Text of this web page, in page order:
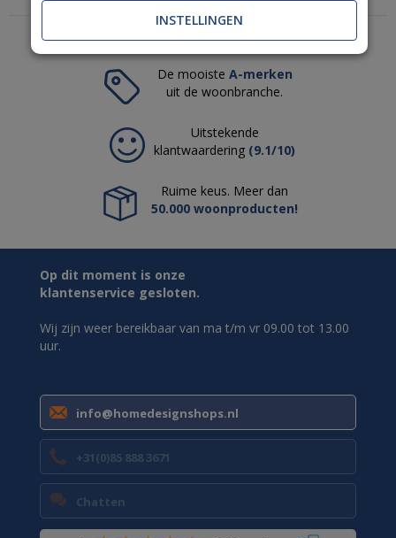
De mooiste A-merken
uit de woonbranche.
Uitstekende
klantwaardering (9.1/10)
Ruime keus. Meer dan
50.000 woonproducten!
Op dit moment is onze
klantenservice gesloten.
Wij zijn weer bereikbaar van ma t/m vr 09.00 tot 13.00
uur.
info@homedesignshops.nl
+31(0)85 888 3671
Chatten
INSTELLINGEN